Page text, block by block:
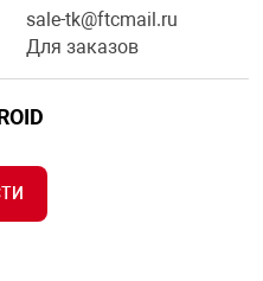
sale-tk@ftcmail.ru
Для заказов